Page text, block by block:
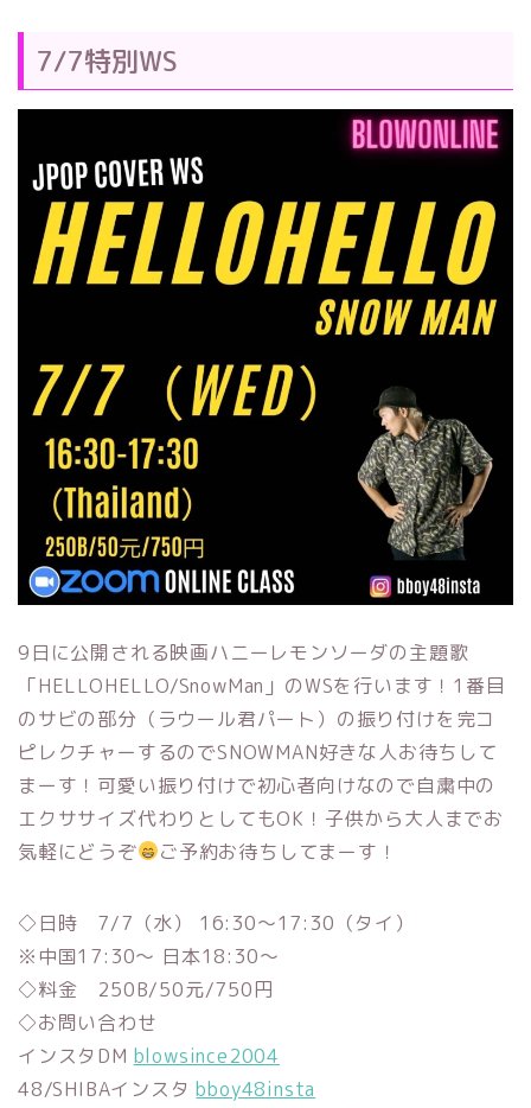
7/7特別WS
9日に公開される映画ハニーレモンソーダの主題歌
「HELLOHELLO/SnowMan」のWSを行います！1番目
のサビの部分（ラウール君パート）の振り付けを完コ
ピレクチャーするのでSNOWMAN好きな人お待ちして
まーす！可愛い振り付けで初心者向けなので自粛中の
エクササイズ代わりとしてもOK！子供から大人までお
気軽にどうぞ
ご予約お待ちしてまーす！
◇日時 7/7（水） 16:30〜17:30（タイ）
※中国17:30〜 日本18:30〜
◇料金 250B/50元/750円
◇お問い合わせ
インスタDM blowsince2004
48/SHIBAインスタbboy48insta